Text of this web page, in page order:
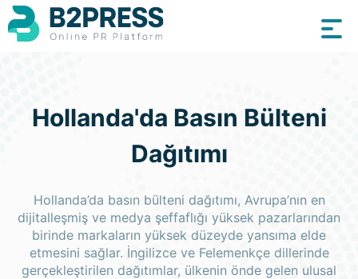
Hollanda'da Basın Bülteni
Dağıtımı
Hollanda’da basın bülteni dağıtımı, Avrupa’nın en
dijitalleşmiş ve medya şeffaflığı yüksek pazarlarından
birinde markaların yüksek düzeyde yansıma elde
etmesini sağlar. İngilizce ve Felemenkçe dillerinde
gerçekleştirilen dağıtımlar, ülkenin önde gelen ulusal